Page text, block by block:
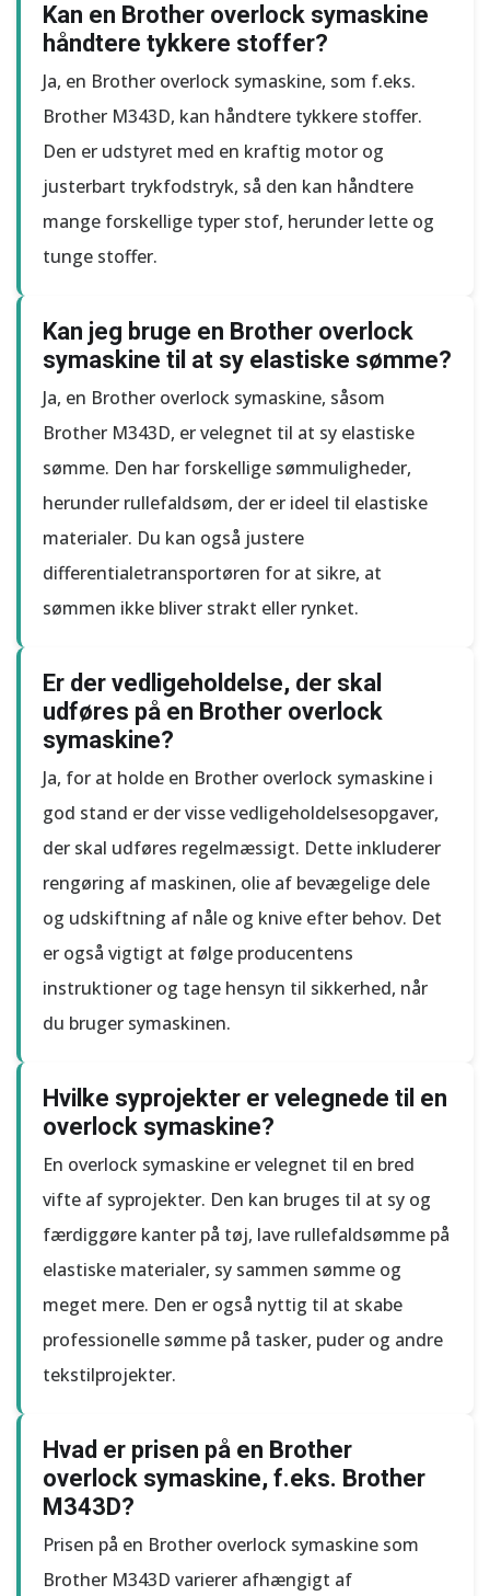
Kan en Brother overlock symaskine
håndtere tykkere stoffer?
Ja, en Brother overlock symaskine, som f.eks.
Brother M343D, kan håndtere tykkere stoffer.
Den er udstyret med en kraftig motor og
justerbart trykfodstryk, så den kan håndtere
mange forskellige typer stof, herunder lette og
tunge stoffer.
Kan jeg bruge en Brother overlock
symaskine til at sy elastiske sømme?
Ja, en Brother overlock symaskine, såsom
Brother M343D, er velegnet til at sy elastiske
sømme. Den har forskellige sømmuligheder,
herunder rullefaldsøm, der er ideel til elastiske
materialer. Du kan også justere
differentialetransportøren for at sikre, at
sømmen ikke bliver strakt eller rynket.
Er der vedligeholdelse, der skal
udføres på en Brother overlock
symaskine?
Ja, for at holde en Brother overlock symaskine i
god stand er der visse vedligeholdelsesopgaver,
der skal udføres regelmæssigt. Dette inkluderer
rengøring af maskinen, olie af bevægelige dele
og udskiftning af nåle og knive efter behov. Det
er også vigtigt at følge producentens
instruktioner og tage hensyn til sikkerhed, når
du bruger symaskinen.
Hvilke syprojekter er velegnede til en
overlock symaskine?
En overlock symaskine er velegnet til en bred
vifte af syprojekter. Den kan bruges til at sy og
færdiggøre kanter på tøj, lave rullefaldsømme på
elastiske materialer, sy sammen sømme og
meget mere. Den er også nyttig til at skabe
professionelle sømme på tasker, puder og andre
tekstilprojekter.
Hvad er prisen på en Brother
overlock symaskine, f.eks. Brother
M343D?
Prisen på en Brother overlock symaskine som
Brother M343D varierer afhængigt af